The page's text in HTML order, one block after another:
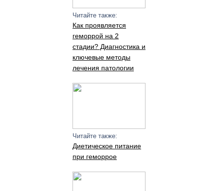
Читайте также:
Как проявляется
геморрой на 2
стадии? Диагностика и
ключевые методы
лечения патологии
Читайте также:
Диетическое питание
при геморрое